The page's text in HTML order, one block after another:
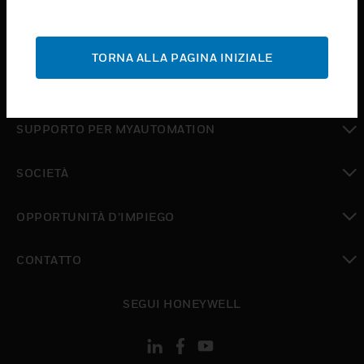
ASSISTENZA
toggle view
toggle view
SUPPORTO PER MYAUTOMATION
SOCIETÀ
OPPORTUNITÀ D’IMPIEGO
CONTATTO
SEGUI HONEYWELL
TORNA ALLA PAGINA INIZIALE